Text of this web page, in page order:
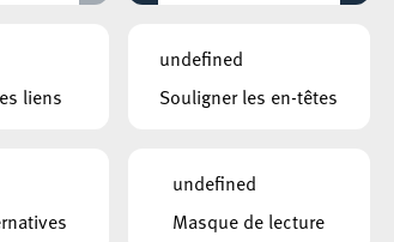
SUR-ALZETTE
Mindfulness
liens
undefined
Souligner les en-têtes
undefined
Masque de lecture